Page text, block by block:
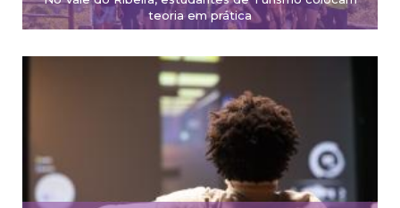
teoria em prática